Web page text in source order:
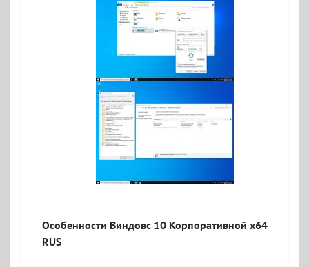
Особенности Виндовс 10 Корпоративной x64
RUS